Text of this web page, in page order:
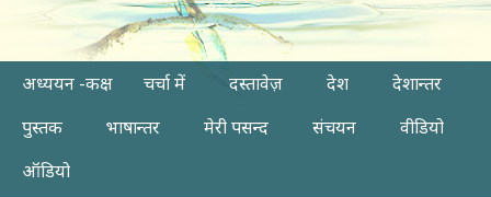
अध्ययन -कक्ष चर्चा में दस्तावेज़ देश
देशान्तर
पुस्तक
भाषान्तर मेरी पसन्द संचयन
वीडियो
ऑडियो